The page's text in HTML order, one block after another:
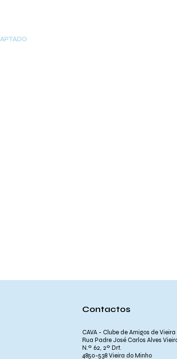
Contactos
CAVA - Clube de Amigos de Vieira
Rua Padre José Carlos Alves
N.º 62, 2º Drt.
4850-538 Vieira do Minho